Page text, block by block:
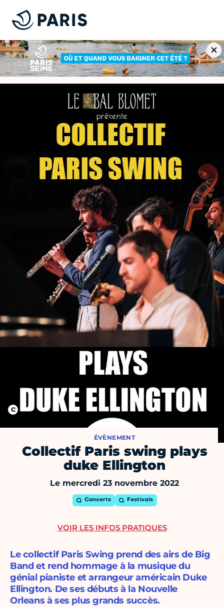
ÉVÈNEMENT
Collectif Paris swing plays
duke Ellington
Le mercredi 23 novembre 2022
Concerts Festivals
Le collectif Paris Swing prend des airs de Big
Band et rend hommage à la musique du
génial pianiste et arrangeur américain Duke
Ellington. De ses débuts à la Nouvelle
Orleans à ses plus grands succès.
VOIR LES INFOS PRATIQUES